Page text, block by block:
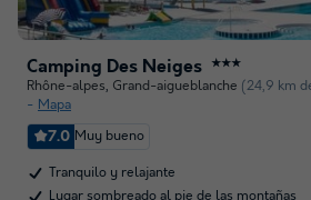
Camping Des Neiges ★★★
Rhône-alpes, Grand-aigueblanche (24,9 km
Mapa
7.0 Muy bueno
Tranquilo y relajante
Lugar sombreado al pie de las montañas